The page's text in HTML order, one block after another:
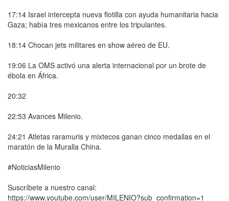
17:14 Israel intercepta nueva flotilla con ayuda humanitaria hacia
Gaza; habìa tres mexicanos entre los tripulantes.
18:14 Chocan jets militares en show aéreo de EU.
19:06 La OMS activó una alerta internacional por un brote de
ébola en África.
20:32
22:53 Avances Milenio.
24:21 Atletas raramuris y mixtecos ganan cinco medallas en el
maratón de la Muralla China.
#NoticiasMilenio
Suscríbete a nuestro canal:
https://www.youtube.com/user/MILENIO?sub_confirmation=1